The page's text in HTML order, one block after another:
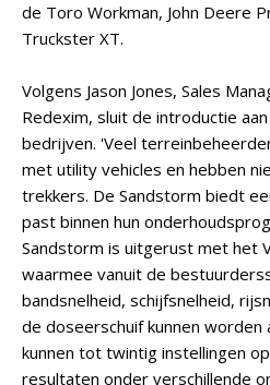
de Toro Workman, John Deere
Truckster XT.
Volgens Jason Jones, Sales
Redexim, sluit de introductie
bedrijven. 'Veel
met utility vehicles en hebben
trekkers. De Sandstorm biedt
past binnen hun
Sandstorm is uitgerust met het
waarmee vanuit de
bandsnelheid, schijfsnelheid,
de doseerschuif kunnen worden
kunnen tot twintig instellingen
resultaten onder verschillende